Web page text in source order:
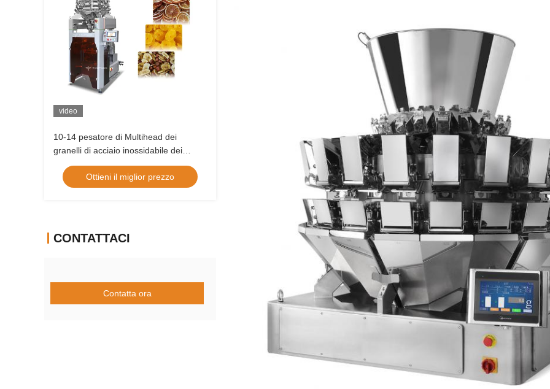
video
10-14 pesatore di Multihead dei
granelli di acciaio inossidabile dei
saltatori con il sistema di
visualizzazione del touch screen
Ottieni il miglior prezzo
CONTATTACI
Contatta ora